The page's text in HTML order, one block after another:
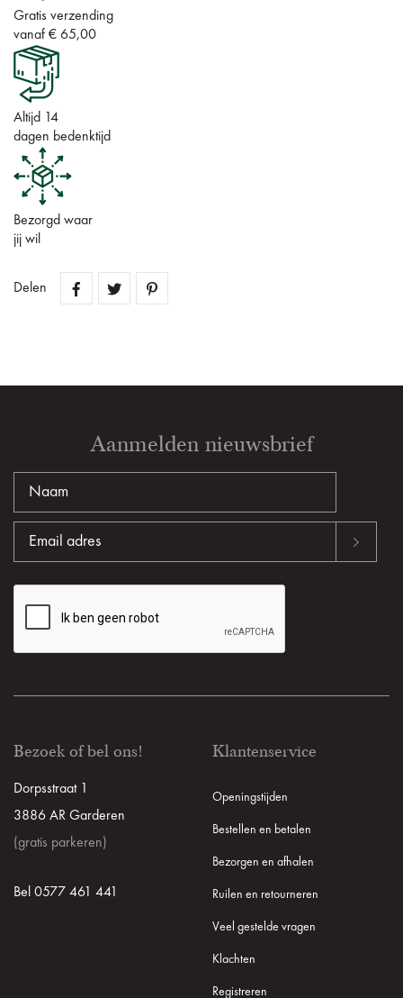
Gratis verzending
vanaf € 65,00
Altijd 14
dagen bedenktijd
Bezorgd waar
jij wil
Delen
Aanmelden nieuwsbrief
Bezoek of bel ons!
Dorpsstraat 1
3886 AR Garderen
(gratis parkeren)
Bel 0577 461 441
Klantenservice
Openingstijden
Bestellen en betalen
Bezorgen en afhalen
Ruilen en retourneren
Veel gestelde vragen
Klachten
Registreren